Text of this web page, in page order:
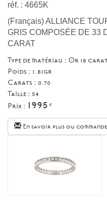
réf. : 4665K
(Français) ALLIANCE
GRIS COMPOSÉE DE 33
CARAT
Type de matériau : Or 18
Poids : 1.81gr
Carats : 0.70
Taille : 54
Prix : 1995 €
En savoir plus ou